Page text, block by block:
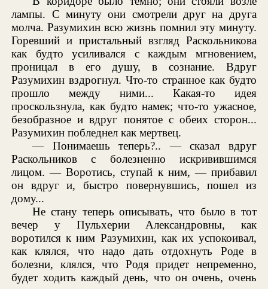
лампы. С минуту они смотрели друг на друга
молча. Разумихин всю жизнь помнил эту минуту.
Горевший и пристальный взгляд Раскольникова
как будто усиливался с каждым мгновением,
проницал в его душу, в сознание. Вдруг
Разумихин вздрогнул. Что-то странное как будто
прошло между ними... Какая-то идея
проскользнула, как будто намек; что-то ужасное,
безобразное и вдруг понятое с обеих сторон...
Разумихин побледнел как мертвец.
— Понимаешь теперь?.. — сказал вдруг
Раскольников с болезненно искривившимся
лицом. — Воротись, ступай к ним, — прибавил
он вдруг и, быстро повернувшись, пошел из
дому...
Не стану теперь описывать, что было в тот
вечер у Пульхерии Александровны, как
воротился к ним Разумихин, как их успокоивал,
как клялся, что надо дать отдохнуть Роде в
болезни, клялся, что Родя придет непременно,
будет ходить каждый день, что он очень, очень